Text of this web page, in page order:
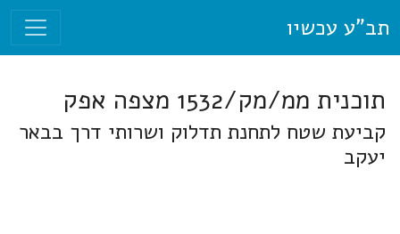
תב"ע עכשיו
תוכנית ממ/מק/1532 מצפה אפק
קביעת שטח לתחנת תדלוק ושרותי דרך בבאר
יעקב